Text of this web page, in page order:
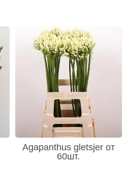
Agapanthus gletsjer от
60шт.